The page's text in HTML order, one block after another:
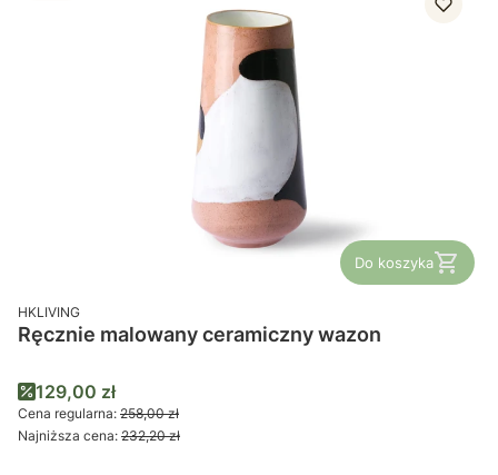
Do koszyka
PRODUCENT
HKLIVING
Ręcznie malowany ceramiczny wazon
Cena promocyjna
129,00 zł
Cena regularna: 258,00 zł
Najniższa cena: 232,20 zł